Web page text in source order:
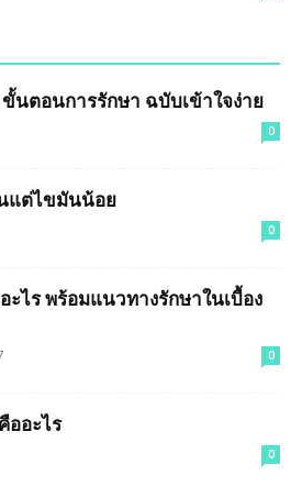
นตอนการรักษา ฉบับเข้าใจง่าย
0
แต่ไขมันน้อย
0
ะไร พร้อมแนวทางรักษาในเบื้อง
0
ออะไร
0